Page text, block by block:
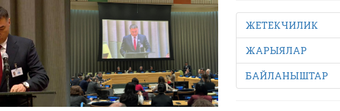
ЖЕТЕКЧИЛИК
ЖАРЫЯЛАР
БАЙЛАНЫШТАР